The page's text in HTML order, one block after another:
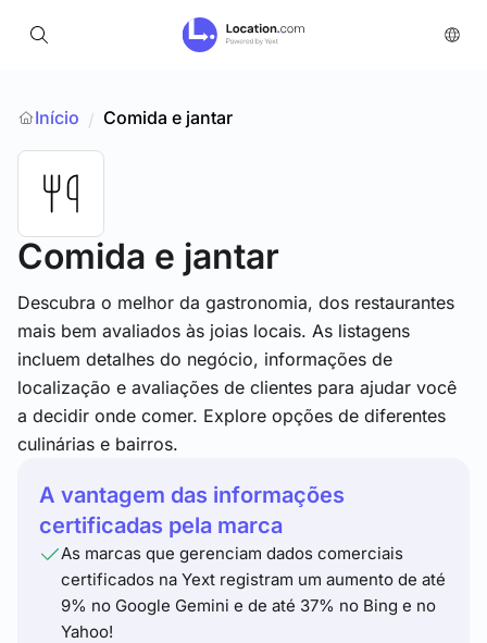
Início / Comida e jantar
Comida e jantar
Descubra o melhor da gastronomia, dos restaurantes
mais bem avaliados às joias locais. As listagens
incluem detalhes do negócio, informações de
localização e avaliações de clientes para ajudar você
a decidir onde comer. Explore opções de diferentes
culinárias e bairros.
A vantagem das informações
certificadas pela marca
As marcas que gerenciam dados comerciais
certificados na Yext registram um aumento de até
9% no Google Gemini e de até 37% no Bing e no
Yahoo!